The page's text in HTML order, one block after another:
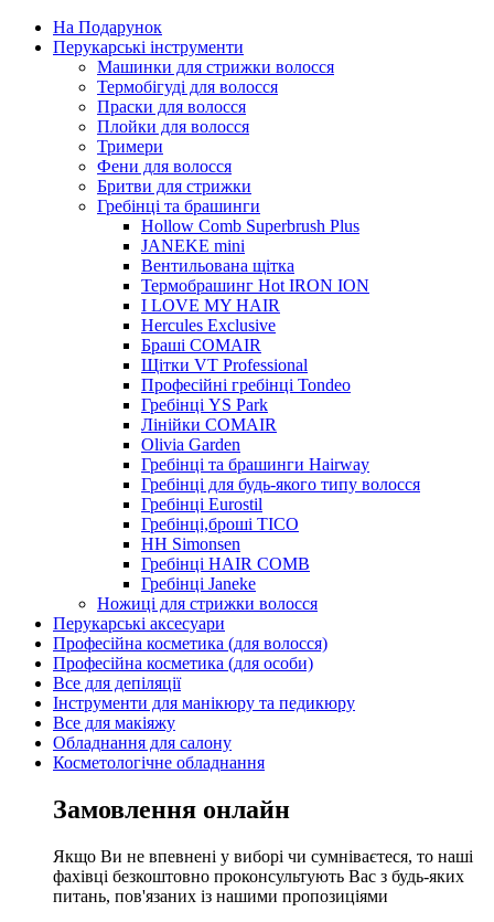
На Подарунок
Перукарські інструменти
Машинки для стрижки волосся
Термобігуді для волосся
Праски для волосся
Плойки для волосся
Тримери
Фени для волосся
Бритви для стрижки
Гребінці та брашинги
Hollow Comb Superbrush Plus
JANEKE mini
Вентильована щітка
Термобрашинг Hot IRON ION
I LOVE MY HAIR
Hercules Exclusive
Браші COMAIR
Щітки VT Professional
Професійні гребінці Tondeo
Гребінці YS Park
Лінійки COMAIR
Olivia Garden
Гребінці та брашинги Hairway
Гребінці для будь-якого типу волосся
Гребінці Eurostil
Гребінці,броші TICO
HH Simonsen
Гребінці HAIR COMB
Гребінці Janeke
Ножиці для стрижки волосся
Перукарські аксесуари
Професійна косметика (для волосся)
Професійна косметика (для особи)
Все для депіляції
Інструменти для манікюру та педикюру
Все для макіяжу
Обладнання для салону
Косметологічне обладнання
Замовлення онлайн
Якщо Ви не впевнені у виборі чи сумніваєтеся, то наші
фахівці безкоштовно проконсультують Вас з будь-яких
питань, пов'язаних із нашими пропозиціями